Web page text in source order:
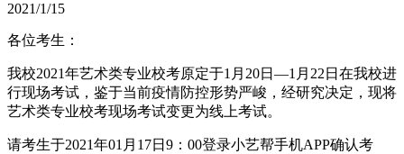
2021/1/15
各位考生：
我校2021年艺术类专业校考原定于1月20日—1月22日在我校进
行现场考试，鉴于当前疫情防控形势严峻，经研究决定，现将
艺术类专业校考现场考试变更为线上考试。
请考生于2021年01月17日9：00登录小艺帮手机APP确认考